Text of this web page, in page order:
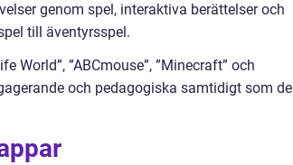
genom spel, interaktiva berättelser och
till äventyrsspel.
World”, ”ABCmouse”, ”Minecraft” och
och pedagogiska samtidigt som de